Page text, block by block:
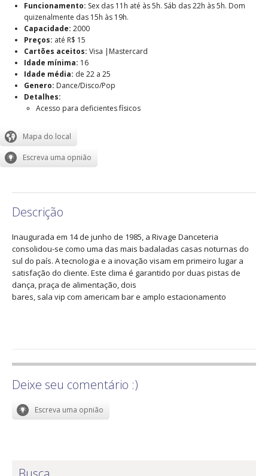
Funcionamento: Sex das 11h até às 5h. Sáb das 22h às 5h. Dom
quizenalmente das 15h às 19h.
Capacidade: 2000
Preços: até R$ 15
Cartões aceitos: Visa |Mastercard
Idade mínima: 16
Idade média: de 22 a 25
Genero: Dance/Disco/Pop
Detalhes:
Acesso para deficientes físicos
Descrição
Inaugurada em 14 de junho de 1985, a Rivage Danceteria
consolidou-se como uma das mais badaladas casas noturnas do
sul do país. A tecnologia e a inovação visam em primeiro lugar a
satisfação do cliente. Este clima é garantido por duas pistas de
dança, praça de alimentação, dois
bares, sala vip com americam bar e amplo estacionamento
Deixe seu comentário :)